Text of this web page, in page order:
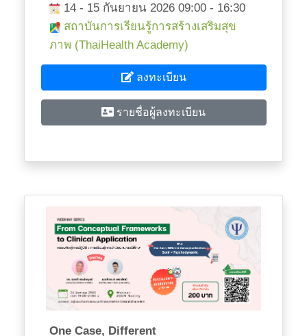
14 - 15 กันยายน 2026 09:00 - 16:30
สถาบันการเรียนรู้การสร้างเสริมสุข
ภาพ (ThaiHealth Academy)
ลงทะเบียน
รายชื่อผู้ลงทะเบียน
One Case, Different